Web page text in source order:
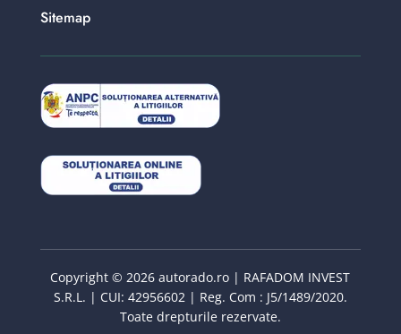
Sitemap
Copyright © 2026 autorado.ro | RAFADOM INVEST
S.R.L. | CUI: 42956602 | Reg. Com : J5/1489/2020.
Toate drepturile rezervate.